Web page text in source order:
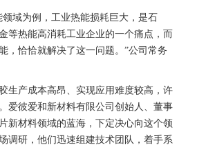
域为例，工业热能损耗巨大，是石
等热能高消耗工业企业的一个痛点，而
，恰恰就解决了这一问题。”公司常务
产成本高昂、实现应用难度较高，许
爱彼爱和新材料有限公司创始人、董事
新材料领域的蓝海，下定决心向这个领
调研，他们迅速组建技术团队，着手系